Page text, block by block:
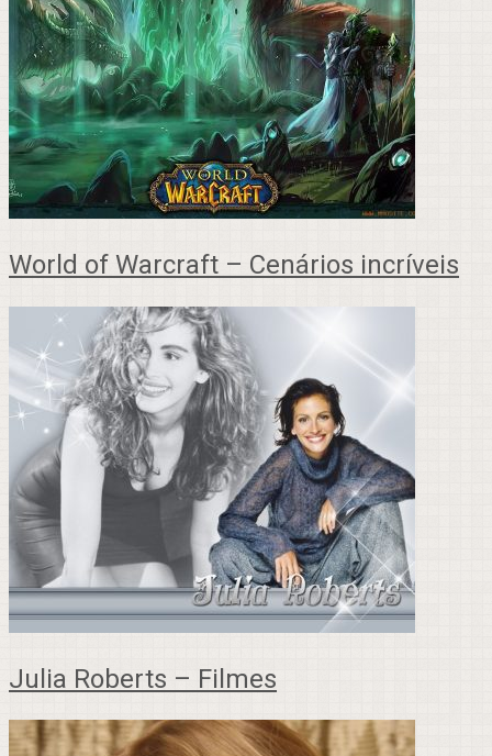
World of Warcraft – Cenários incríveis
Julia Roberts – Filmes